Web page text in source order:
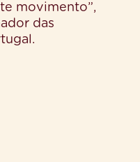
movimento”,
das